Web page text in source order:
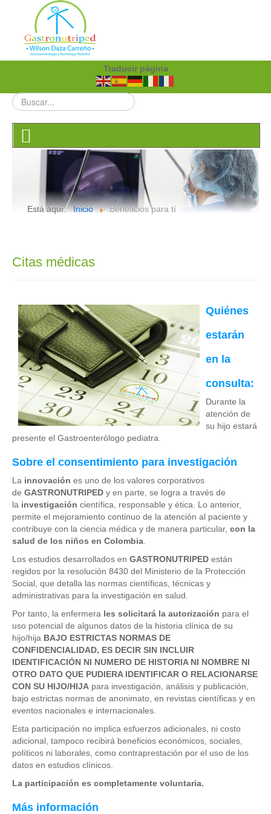
Traducir página
Está aquí: Inicio Beneficios para tí
Citas médicas
Quiénes
estarán
en la
consulta:
Durante la
atención de
su hijo estará
presente el Gastroenterólogo pediatra.
Sobre el consentimiento para investigación
La innovación es uno de los valores corporativos
de GASTRONUTRIPED y en parte, se logra a través de
la investigación científica, responsable y ética. Lo anterior,
permite el mejoramiento continuo de la atención al paciente y
contribuye con la ciencia médica y de manera particular, con la
salud de los niños en Colombia
Los estudios desarrollados en GASTRONUTRIPED están
regidos por la resolución 8430 del Ministerio de la Protección
Social, que detalla las normas científicas, técnicas y
administrativas para la investigación en salud.
Por tanto, la enfermera les solicitará la autorización para el
uso potencial de algunos datos de la historia clínica de su
hijo/hija BAJO ESTRICTAS NORMAS DE
CONFIDENCIALIDAD, ES DECIR SIN INCLUIR
IDENTIFICACIÓN NI NUMERO DE HISTORIA NI NOMBRE NI
OTRO DATO QUE PUDIERA IDENTIFICAR O RELACIONARSE
CON SU HIJO/HIJA para investigación, análisis y publicación,
bajo estrictas normas de anonimato, en revistas científicas y en
eventos nacionales e internacionales.
Esta participación no implica esfuerzos adicionales, ni costo
adicional, tampoco recibirá beneficios económicos, sociales,
políticos ni laborales, como contraprestación por el uso de los
datos en estudios clínicos.
La participación es completamente voluntaria.
Más información